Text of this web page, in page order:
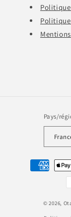
Pays/
Moyens
© 2026,